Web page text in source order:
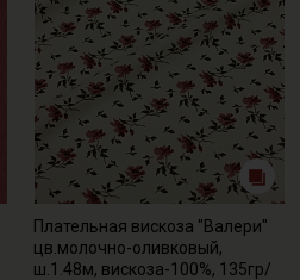
Плательная вискоза "Валери"
цв.молочно-оливковый,
ш.1.48м, вискоза-100%, 135гр/